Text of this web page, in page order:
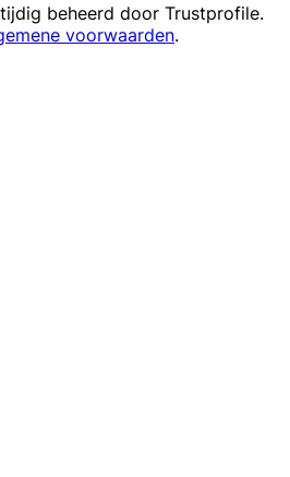
beheerd door Trustprofile.
voorwaarden.